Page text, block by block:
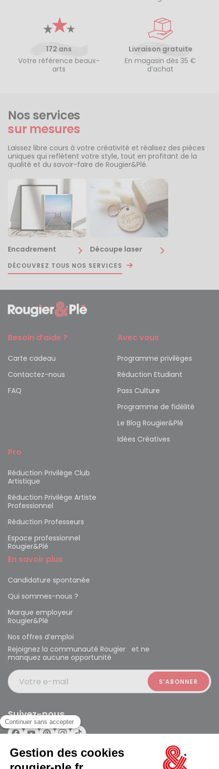
172 ans
Votre référence beaux-
arts
Livraison gratuite
En magasin dès 35 €
d’achat
Nos services
sur mesures
Laissez libre cours à votre créativité et réalisez des pièces
uniques qui reflètent votre style, tout en profitant de la
qualité et du savoir-faire de Rougier&Plé.
Encadrement Découpe laser
DÉCOUVREZ TOUS NOS SERVICES
Besoin d’aide ?
Carte cadeau
Contactez-nous
FAQ
Avec vous
Programme privilèges
Réduction Etudiant
Pass Culture
Programme de fidélité
Le Blog Rougier&Plé
Idées Créatives
Pro
Réduction Privilège Club
Artistique
Réduction Privilège Artiste
Professionnel
Réduction Professeurs
Espace professionnel
Rougier&Plé
En savoir plus
Candidature spontanée
Qui sommes-nous ?
Marque employeur
Rougier&Plé
Nos offres d’emploi
Rejoignez la communauté Rougier et ne
manquez aucune opportunité
Votre e-mail
Suivez-nous
Rougier et Plé 2024 Copyright